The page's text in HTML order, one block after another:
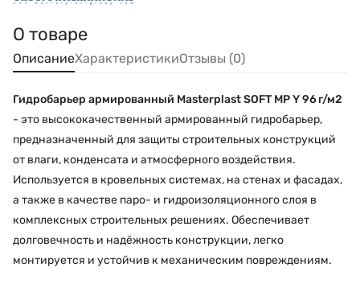
О товаре
ОписаниеХарактеристикиОтзывы (0)
Гидробарьер армированный Masterplast SOFT MP Y 96 г/м2
- это высококачественный армированный гидробарьер,
предназначенный для защиты строительных конструкций
от влаги, конденсата и атмосферного воздействия.
Используется в кровельных системах, на стенах и фасадах,
а также в качестве паро- и гидроизоляционного слоя в
комплексных строительных решениях. Обеспечивает
долговечность и надёжность конструкции, легко
монтируется и устойчив к механическим повреждениям.